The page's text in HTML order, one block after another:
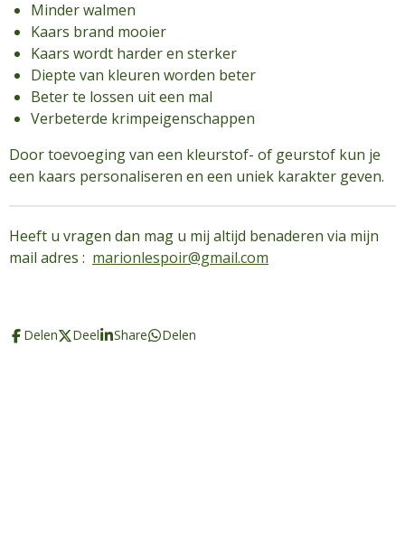
Minder walmen
Kaars brand mooier
Kaars wordt harder en sterker
Diepte van kleuren worden beter
Beter te lossen uit een mal
Verbeterde krimpeigenschappen
Door toevoeging van een kleurstof- of geurstof kun je
een kaars personaliseren en een uniek karakter geven.
Heeft u vragen dan mag u mij altijd benaderen via mijn
mail adres : marionlespoir@gmail.com
Delen Deel Share Delen